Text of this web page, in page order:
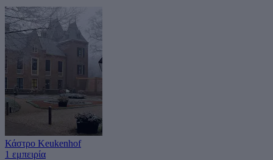
Κάστρο Keukenhof
1 εμπειρία